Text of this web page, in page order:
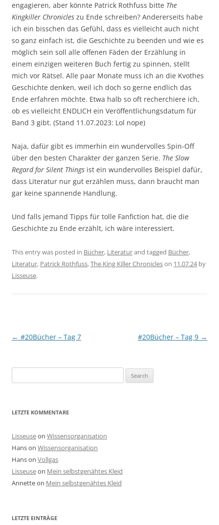
engagieren, aber könnte Patrick Rothfuss bitte The
Kingkiller Chronicles zu Ende schreiben? Andererseits habe
ich ein bisschen das Gefühl, dass es vielleicht auch nicht
so ganz einfach ist, die Geschichte zu beenden und wie es
möglich sein soll alle offenen Fäden der Erzählung in
einem einzigen weiteren Buch fertig zu spinnen, stellt
mich vor Rätsel. Alle paar Monate muss ich an die Kvothes
Geschichte denken, weil ich doch so gerne endlich das
Ende erfahren möchte. Etwa halb so oft recherchiere ich,
ob es vielleicht ENDLICH ein Veröffentlichungsdatum für
Band 3 gibt. (Stand 11.07.2023: Lol nope)
Naja, dafür gibt es immerhin ein wundervolles Spin-Off
über den besten Charakter der ganzen Serie. The Slow
Regard for Silent Things ist ein wundervolles Beispiel dafür,
dass Literatur nur gut erzählen muss, dann braucht man
gar keine spannende Handlung.
Und falls jemand Tipps für tolle Fanfiction hat, die die
Geschichte zu Ende erzählt, ich wäre interessiert.
This entry was posted in Bücher, Literaturand tagged Bücher,
Literatur, Patrick Rothfuss,The King Killer Chronicleson 11.07.24by
Lisseuse.
Post
← #20Bücher – Tag 7 #20Bücher – Tag 9 →
for:
LETZTE KOMMENTARE
Lisseuseon Wissensorganisation
Hanson Wissensorganisation
Hanson Vollgas
Lisseuseon Mein selbstgenähtes Kleid
Annetteon Mein selbstgenähtes Kleid
LETZTE EINTRÄGE